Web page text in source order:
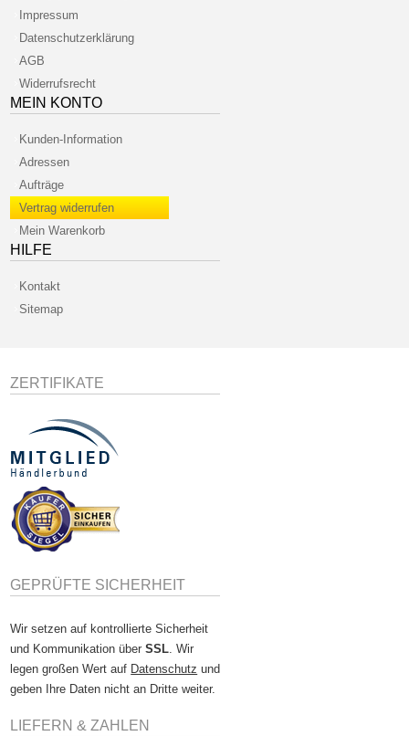
Impressum
Datenschutzerklärung
AGB
Widerrufsrecht
MEIN KONTO
Kunden-Information
Adressen
Aufträge
Vertrag widerrufen
Mein Warenkorb
HILFE
Kontakt
Sitemap
ZERTIFIKATE
GEPRÜFTE SICHERHEIT
Wir setzen auf kontrollierte Sicherheit
und Kommunikation überSSL. Wir
legen großen Wert auf Datenschutz und
geben Ihre Daten nicht an Dritte weiter.
LIEFERN & ZAHLEN